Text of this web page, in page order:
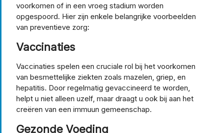
voorkomen of in een vroeg stadium worden
opgespoord. Hier zijn enkele belangrijke voorbeelden
van preventieve zorg:
Vaccinaties
Vaccinaties spelen een cruciale rol bij het voorkomen
van besmettelijke ziekten zoals mazelen, griep, en
hepatitis. Door regelmatig gevaccineerd te worden,
helpt u niet alleen uzelf, maar draagt u ook bij aan het
creëren van een immuun gemeenschap.
Gezonde Voeding